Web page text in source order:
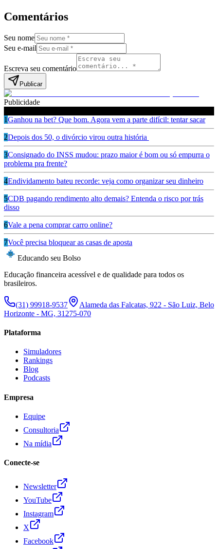
Comentários
Seu nome
Seu e-mail
Escreva seu comentário
Publicar
Publicidade
1Ganhou na bet? Que bom. Agora vem a parte difícil: tentar sacar
2Depois dos 50, o divórcio virou outra história
3Consignado do INSS mudou: prazo maior é bom ou só empurra o
problema pra frente?
4Endividamento bateu recorde: veja como organizar seu dinheiro
5CDB pagando rendimento alto demais? Entenda o risco por trás
disso
6Vale a pena comprar carro online?
7Você precisa bloquear as casas de aposta
Educando seu Bolso
Educação financeira acessível e de qualidade para todos os
brasileiros.
(31) 99918-9537
Alameda das Falcatas, 922 - São Luiz, Belo
Horizonte - MG, 31275-070
Plataforma
Simuladores
Rankings
Blog
Podcasts
Empresa
Equipe
Consultoria
Na mídia
Conecte-se
Newsletter
YouTube
Instagram
X
Facebook